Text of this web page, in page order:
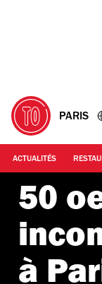
PARIS
ACTUALITÉS
50
à